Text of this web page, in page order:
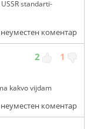
standarti-
коментар
2 1
kakvo vijdam
коментар